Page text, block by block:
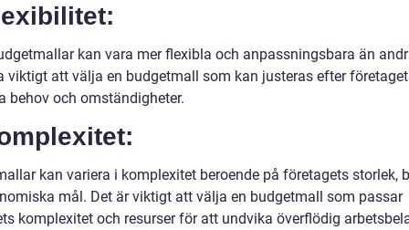
kan vara mer flexibla och anpassningsbara än
viktigt att välja en budgetmall som kan justeras efter
behov och omständigheter.
kan variera i komplexitet beroende på företagets storlek,
mål. Det är viktigt att välja en budgetmall som passar
komplexitet och resurser för att undvika överflödig